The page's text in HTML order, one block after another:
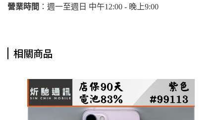
營業時間 ：週一至週日 中午12:00 - 晚上9:00
相關商品